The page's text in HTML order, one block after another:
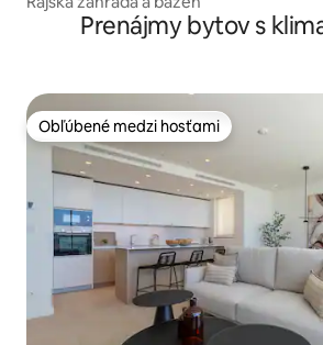
Prenájmy bytov s
Obľúbené medzi hosťami
Obľúbené medzi hosťami